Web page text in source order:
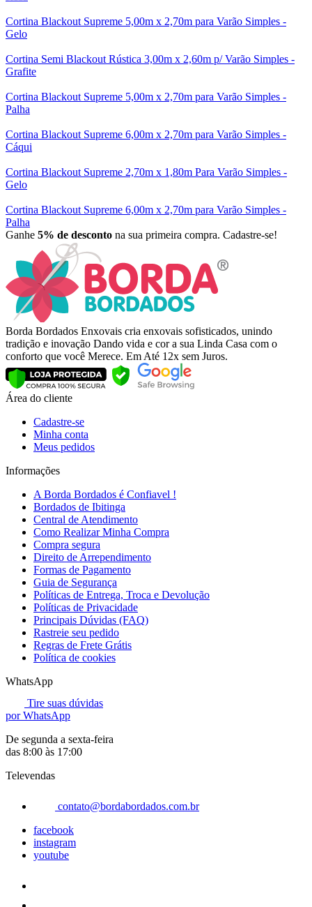
Cortina Blackout Supreme 5,00m x 2,70m para Varão Simples -
Gelo
Cortina Semi Blackout Rústica 3,00m x 2,60m p/ Varão Simples -
Grafite
Cortina Blackout Supreme 5,00m x 2,70m para Varão Simples -
Palha
Cortina Blackout Supreme 6,00m x 2,70m para Varão Simples -
Cáqui
Cortina Blackout Supreme 2,70m x 1,80m Para Varão Simples -
Gelo
Cortina Blackout Supreme 6,00m x 2,70m para Varão Simples -
Palha
Ganhe 5% de desconto na sua primeira compra. Cadastre-se!
Borda Bordados Enxovais cria enxovais sofisticados, unindo
tradição e inovação Dando vida e cor a sua Linda Casa com o
conforto que você Merece. Em Até 12x sem Juros.
Área do cliente
Cadastre-se
Minha conta
Meus pedidos
Informações
A Borda Bordados é Confiavel !
Bordados de Ibitinga
Central de Atendimento
Como Realizar Minha Compra
Compra segura
Direito de Arrependimento
Formas de Pagamento
Guia de Segurança
Políticas de Entrega, Troca e Devolução
Políticas de Privacidade
Principais Dúvidas (FAQ)
Rastreie seu pedido
Regras de Frete Grátis
Política de cookies
WhatsApp
Tire suas dúvidas
por WhatsApp
De segunda a sexta-feira
das 8:00 às 17:00
Televendas
contato@bordabordados.com.br
facebook
instagram
youtube